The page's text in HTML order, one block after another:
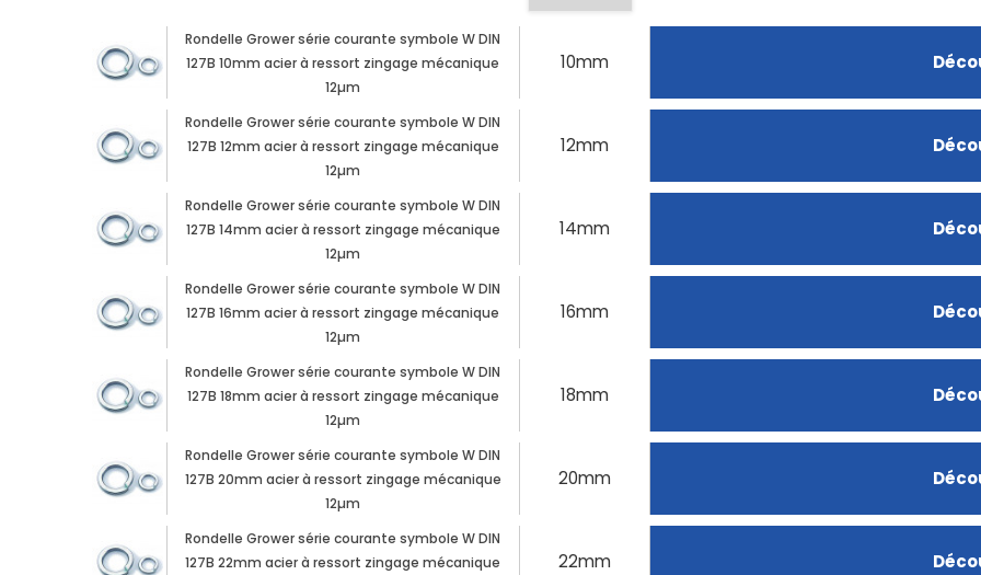
Rondelle Grower série courante symbole W DIN
127B 10mm acier à ressort zingage mécanique
12µm
10mm
Rondelle Grower série courante symbole W DIN
127B 12mm acier à ressort zingage mécanique
12µm
12mm
Rondelle Grower série courante symbole W DIN
127B 14mm acier à ressort zingage mécanique
12µm
14mm
Rondelle Grower série courante symbole W DIN
127B 16mm acier à ressort zingage mécanique
12µm
16mm
Rondelle Grower série courante symbole W DIN
127B 18mm acier à ressort zingage mécanique
12µm
18mm
Rondelle Grower série courante symbole W DIN
127B 20mm acier à ressort zingage mécanique
12µm
20mm
Rondelle Grower série courante symbole W DIN
127B 22mm acier à ressort zingage mécanique
22mm